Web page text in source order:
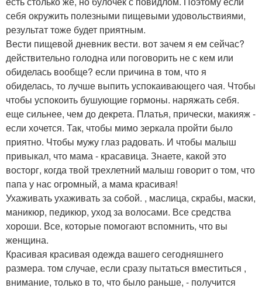
себя окружить полезными пищевыми удовольствиями,
результат тоже будет приятным.
Вести пищевой дневник вести. вот зачем я ем сейчас?
действительно голодна или поговорить не с кем или
обиделась вообще? если причина в том, что я
обиделась, то лучше выпить успокаивающего чая. Чтобы
чтобы успокоить бушующие гормоны. наряжать себя.
еще сильнее, чем до декрета. Платья, прически, макияж -
если хочется. Так, чтобы мимо зеркала пройти было
приятно. Чтобы мужу глаз радовать. И чтобы малыш
привыкал, что мама - красавица. Знаете, какой это
восторг, когда твой трехлетний малыш говорит о том, что
папа у нас огромный, а мама красивая!
Ухаживать ухаживать за собой. , маслица, скрабы, маски,
маникюр, педикюр, уход за волосами. Все средства
хороши. Все, которые помогают вспомнить, что вы
женщина.
Красивая красивая одежда вашего сегодняшнего
размера. том случае, если сразу пытаться вместиться ,
внимание, только в то, что было раньше, - получится